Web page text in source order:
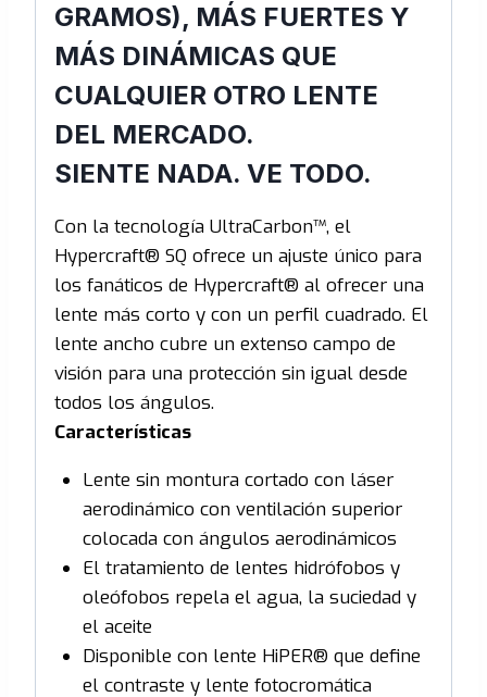
GRAMOS), MÁS FUERTES Y
MÁS DINÁMICAS QUE
CUALQUIER OTRO LENTE
DEL MERCADO.
SIENTE NADA. VE TODO.
Con la tecnología UltraCarbon™, el
Hypercraft® SQ ofrece un ajuste único para
los fanáticos de Hypercraft® al ofrecer una
lente más corto y con un perfil cuadrado. El
lente ancho cubre un extenso campo de
visión para una protección sin igual desde
todos los ángulos.
Características
Lente sin montura cortado con láser
aerodinámico con ventilación superior
colocada con ángulos aerodinámicos
El tratamiento de lentes hidrófobos y
oleófobos repela el agua, la suciedad y
el aceite
Disponible con lente HiPER® que define
el contraste y lente fotocromática